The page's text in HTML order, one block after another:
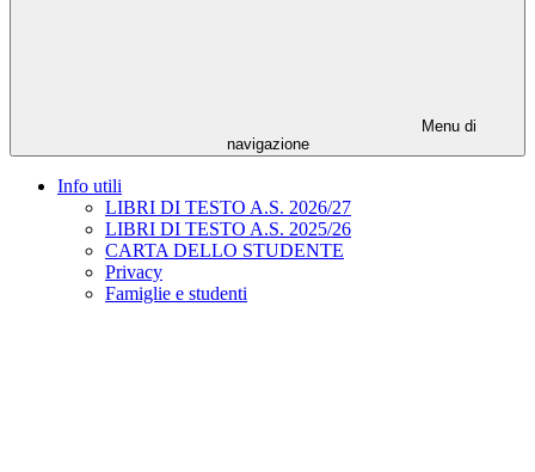
Menu di
navigazione
Info utili
LIBRI DI TESTO A.S. 2026/27
LIBRI DI TESTO A.S. 2025/26
CARTA DELLO STUDENTE
Privacy
Famiglie e studenti